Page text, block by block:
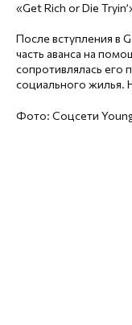
«Get Rich or Die
После вступления в
часть аванса на
сопротивлялась его
социального жилья.
Фото: Соцсети